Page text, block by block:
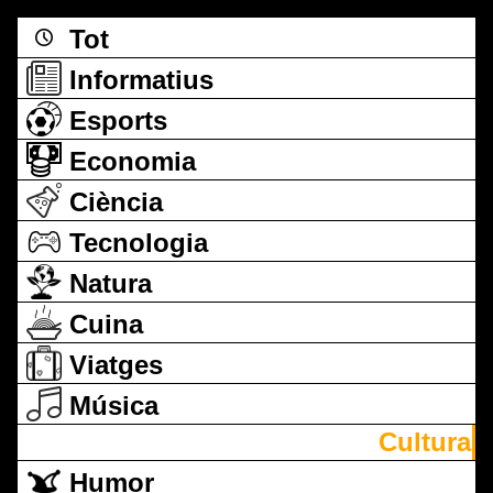
Tot
Informatius
Esports
Economia
Ciència
Tecnologia
Natura
Cuina
Viatges
Música
Cultura
Humor